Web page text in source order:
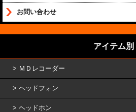
お問い合わせ
アイテム別
ＭＤレコーダー
ヘッドフォン
ヘッドホン